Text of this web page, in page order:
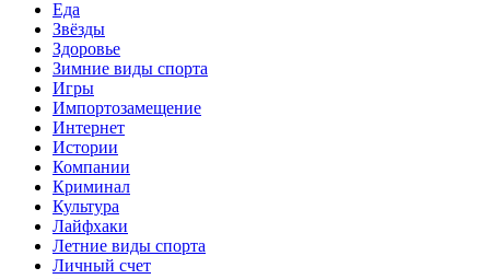
Еда
Звёзды
Здоровье
Зимние виды спорта
Игры
Импортозамещение
Интернет
Истории
Компании
Криминал
Культура
Лайфхаки
Летние виды спорта
Личный счет